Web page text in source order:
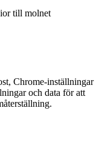
till molnet
Chrome-inställningar
och data för att